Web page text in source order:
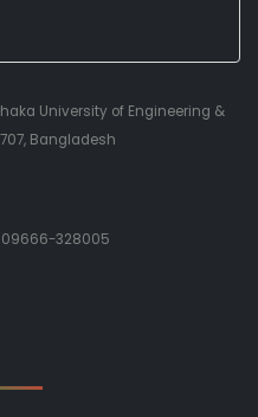
University of Engineering &
Bangladesh
09666-328005